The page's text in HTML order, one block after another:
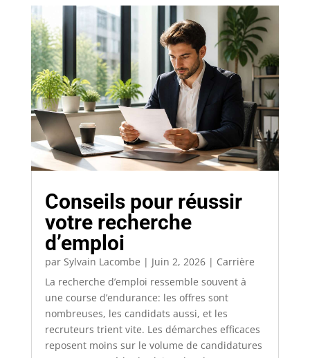
Conseils pour réussir
votre recherche
d’emploi
par Sylvain Lacombe | Juin 2, 2026| Carrière
La recherche d’emploi ressemble souvent à
une course d’endurance: les offres sont
nombreuses, les candidats aussi, et les
recruteurs trient vite. Les démarches efficaces
reposent moins sur le volume de candidatures